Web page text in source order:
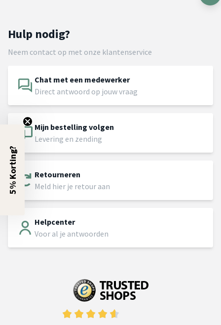
Hulp nodig?
Neem contact op met onze klantenservice
Chat met een medewerker
Direct antwoord op jouw vraag
Mijn bestelling volgen
Levering en zending
Retourneren
Meld hier je retour aan
Helpcenter
Voor al je antwoorden
5% Korting?